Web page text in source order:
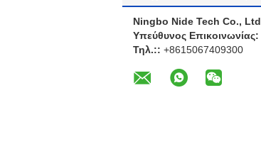
Ningbo Nide Tech Co., Ltd
Υπεύθυνος Επικοινωνίας:
Τηλ.:: +8615067409300